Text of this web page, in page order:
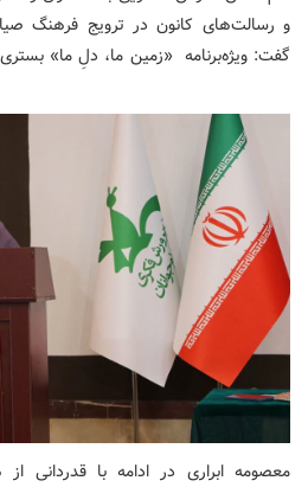
و رسالت‌های کانون در ترویج فرهنگ
گفت: ویژه‌برنامه «زمین ما، دلِ ما»
معصومه ابراری در ادامه با قدردانی